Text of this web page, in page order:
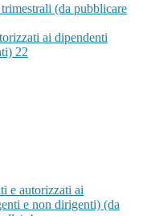
trimestrali (da pubblicare
ai dipendenti
22
e autorizzati ai
e non dirigenti) (da